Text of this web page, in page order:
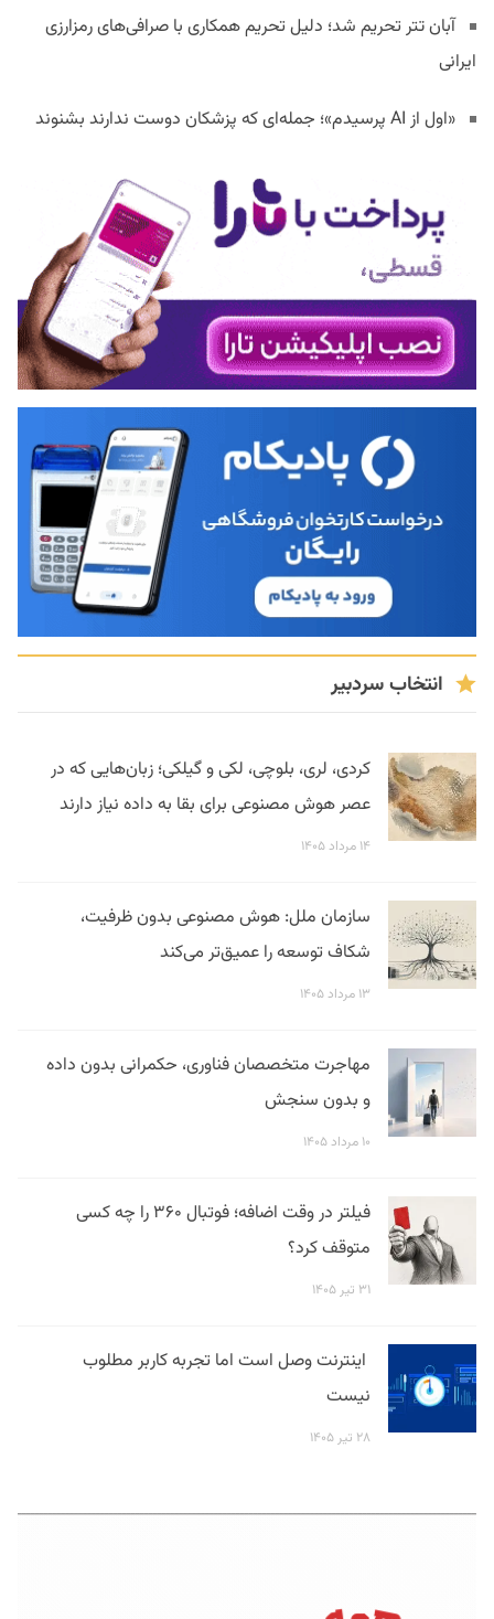
آبان تتر تحریم شد؛ دلیل تحریم همکاری با صرافی‌های رمزارزی
ایرانی
«اول از AI پرسیدم»؛ جمله‌ای که پزشکان دوست ندارند بشنوند
انتخاب سردبیر
کردی، لری، بلوچی، لکی و گیلکی؛ زبان‌هایی که در
عصر هوش مصنوعی برای بقا به داده نیاز دارند
۱۴ مرداد ۱۴۰۵
سازمان ملل: هوش مصنوعی بدون ظرفیت،
شکاف توسعه را عمیق‌تر می‌کند
۱۳ مرداد ۱۴۰۵
مهاجرت متخصصان فناوری، حکمرانی بدون داده
و بدون سنجش
۱۰ مرداد ۱۴۰۵
فیلتر در وقت اضافه؛ فوتبال ۳۶۰ را چه کسی
متوقف کرد؟
۳۱ تیر ۱۴۰۵
اینترنت وصل است اما تجربه کاربر مطلوب
نیست
۲۸ تیر ۱۴۰۵